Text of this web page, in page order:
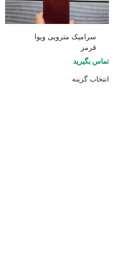
سرامیک مترویی ویوا
قرمز
تماس بگیرید
انتخاب گزینه